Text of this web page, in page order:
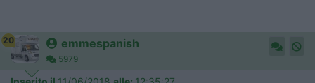
20 emmespanish
5979